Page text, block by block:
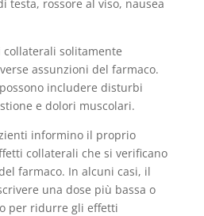
testa, rossore al viso, nausea
solitamente
assunzioni del farmaco.
includere disturbi
e dolori muscolari.
informino il proprio
collaterali che si verificano
farmaco. In alcuni casi, il
una dose più bassa o
per ridurre gli effetti